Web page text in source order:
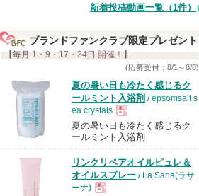
新着投稿動画一覧（1件）
ブランドファンクラブ限定プレゼント
【毎月 1・9・17・24日 開催！】
(応募受付：8/1～8/8)
夏の暑い日も冷たく感じるク
ールミント入浴剤 / epsomsalt s
ea crystals
現
品
夏の暑い日も冷たく感じるク
ールミント入浴剤
リンクリペアオイルピュレ＆
オイルスプレー / La Sana(ラサ
ーナ)